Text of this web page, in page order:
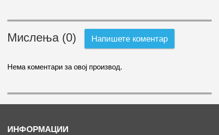
Мислења (0) Напишете коментар
Нема коментари за овој производ.
ИНФОРМАЦИИ